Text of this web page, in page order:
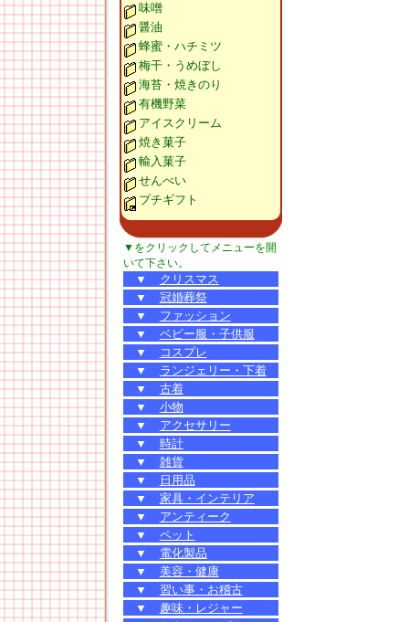
味噌
醤油
蜂蜜・ハチミツ
梅干・うめぼし
海苔・焼きのり
有機野菜
アイスクリーム
焼き菓子
輸入菓子
せんべい
プチギフト
▼をクリックしてメニューを開
いて下さい。
▼
クリスマス
▼
冠婚葬祭
▼
ファッション
▼
ベビー服・子供服
▼
コスプレ
▼
ランジェリー・下着
▼
古着
▼
小物
▼
アクセサリー
▼
時計
▼
雑貨
▼
日用品
▼
家具・インテリア
▼
アンティーク
▼
ペット
▼
電化製品
▼
美容・健康
▼
習い事・お稽古
▼
趣味・レジャー